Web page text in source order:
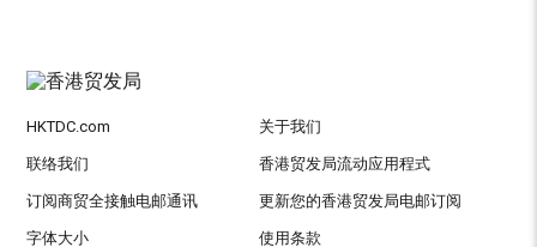
HKTDC.com 关于我们
联络我们 香港贸发局流动应用程式
订阅商贸全接触电邮通讯 更新您的香港贸发局电邮订阅
字体大小 使用条款